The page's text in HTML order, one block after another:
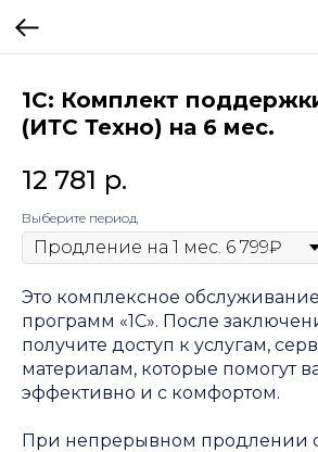
1С: Комплект
(ИТС Техно) на 6 мес.
12 781 р.
Выберите период
Это комплексное
программ «1С». После
получите доступ к услугам,
материалам, которые помогут
эффективно и с комфортом.
При непрерывном продлении